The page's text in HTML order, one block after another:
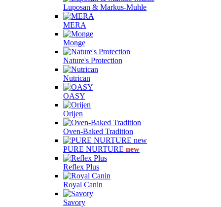
Luposan & Markus-Muhle
MERA
Monge
Nature's Protection
Nutrican
OASY
Orijen
Oven-Baked Tradition
PURE NURTURE new
Reflex Plus
Royal Canin
Savory